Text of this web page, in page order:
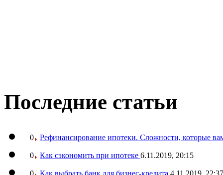
Последние статьи
0 Рефинансирование ипотеки. Сложности, которые
0 Как сэкономить при ипотеке 6.11.2019, 20:15